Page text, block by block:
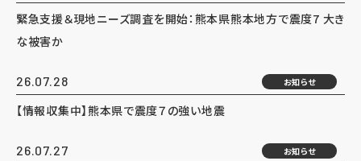
緊急支援＆現地ニーズ調査を開始：熊本県熊本地方で震度7 大き
な被害か
26.07.28 お知らせ
【情報収集中】熊本県で震度７の強い地震
26.07.27 お知らせ